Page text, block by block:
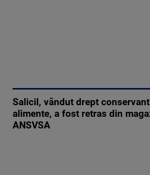
Salicil, vândut drept
alimente, a fost retras din
ANSVSA